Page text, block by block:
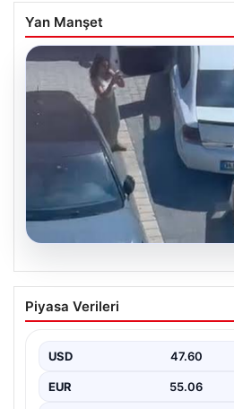
Yan Manşet
05.08.2026
Yalova’da Şaşırtan
Önüne Park Etmek
Yalova'da yaşanan sıra dışı bir
Piyasa Verileri
USD 47.60
EUR 55.06